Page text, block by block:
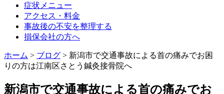
症状メニュー
アクセス・料金
事故後の不安を整理する
損保会社の方へ
ホーム > ブログ > 新潟市で交通事故による首の痛みでお困
りの方は江南区さとう鍼灸接骨院へ
新潟市で交通事故による首の痛みでお